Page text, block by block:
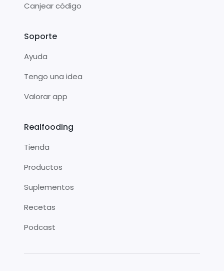
Canjear código
Soporte
Ayuda
Tengo una idea
Valorar app
Realfooding
Tienda
Productos
Suplementos
Recetas
Podcast